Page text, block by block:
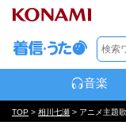
音楽
TOP > 相川七瀬 > アニメ主題